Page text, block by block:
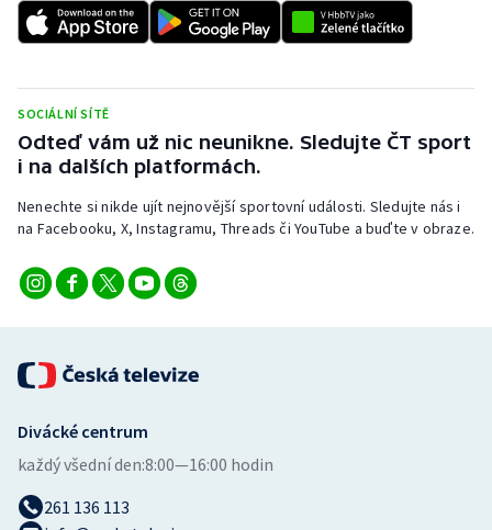
Short track
Stolní tenis
Triatlon
Veslování
Vodní slalom
Volejbal
Ostatní
SOCIÁLNÍ SÍTĚ
Odteď vám už nic neunikne. Sledujte ČT sport
i na dalších platformách.
Nenechte si nikde ujít nejnovější sportovní události. Sledujte nás i
na Facebooku, X, Instagramu, Threads či YouTube a buďte v obraze.
Divácké centrum
každý všední den:8:00—16:00 hodin
261 136 113